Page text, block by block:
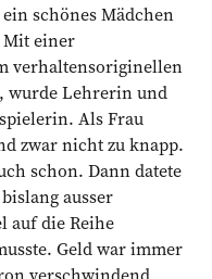
schönes Mädchen
Mit einer
verhaltens­originellen
wurde Lehrerin und
Als Frau
zwar nicht zu knapp.
schon. Dann datete
ausser
auf die Reihe
Geld war immer